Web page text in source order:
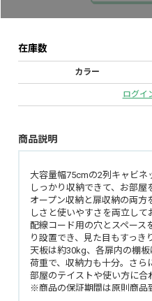
在庫数
カラー
ログイ
商品説明
大容量幅75cmの2列キャビネ
しっかり収納できて、お部屋
オープン収納と扉収納の両方
しさと使いやすさを両立し
配線コード用の穴とスペース
り設置でき、見た目もすっき
天板は約30kg、各扉内の棚
荷重で、収納力も十分。さら
部屋のテイストや使い方に合
※商品の保証期間は原則商品